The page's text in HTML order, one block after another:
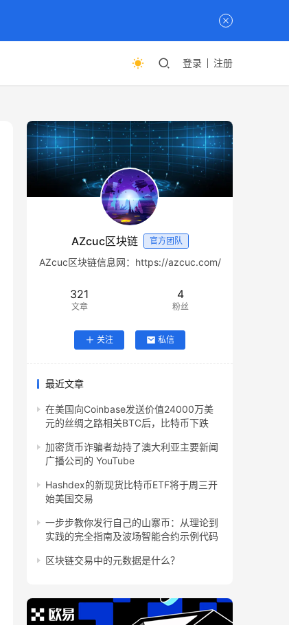
登录 注册
AZcuc区块链 官方团队
AZcuc区块链信息网：https://azcuc.com/
321
文章
4
粉丝
关注 私信
最近文章
在美国向Coinbase发送价值24000万美
元的丝绸之路相关BTC后，比特币下跌
加密货币诈骗者劫持了澳大利亚主要新闻
广播公司的 YouTube
Hashdex的新现货比特币ETF将于周三开
始美国交易
一步步教你发行自己的山寨币：从理论到
实践的完全指南及波场智能合约示例代码
区块链交易中的元数据是什么？